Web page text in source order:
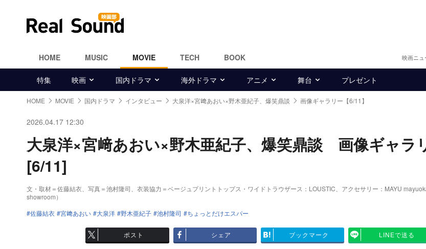
HOME MUSIC MOVIE TECH BOOK 映画ニ
特集 映画 国内ドラマ 海外ドラマ アニメ 舞台 プレゼント
HOME MOVIE 国内ドラマ インタビュー 大泉洋×宮﨑あおい×野木亜紀子、爆笑鼎談 画像ギャラリー【6/11】
2026.04.17 12:30
大泉洋×宮﨑あおい×野木亜紀子、爆笑鼎談 画像ギャラ
[6/11]
文・取材＝佐藤結衣、写真＝池村隆司、衣装協力＝ベージュプリントトップス・ワイドトラウザース：LOUSTIC、アクセサリー：MAYU
showroom）
佐藤結衣
宮﨑あおい 大泉洋 野木亜紀子 池村隆司 ちょっとだけエスパー
ポスト シェア ブックマーク LINEで送る